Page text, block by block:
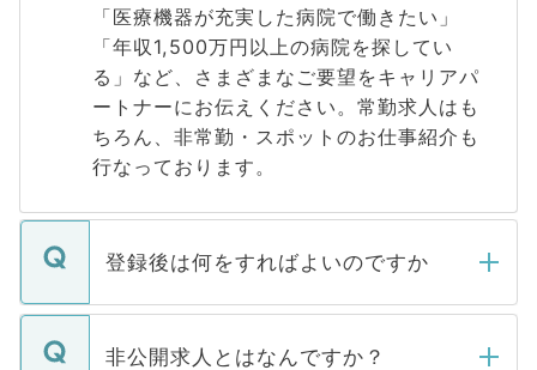
「医療機器が充実した病院で働きたい」
「年収1,500万円以上の病院を探してい
る」など、さまざまなご要望をキャリアパ
ートナーにお伝えください。常勤求人はも
ちろん、非常勤・スポットのお仕事紹介も
行なっております。
登録後は何をすればよいのですか
ご登録いただきましたら、弊社担当者がご
登録内容を確認し、その後メールもしくは
非公開求人とはなんですか？